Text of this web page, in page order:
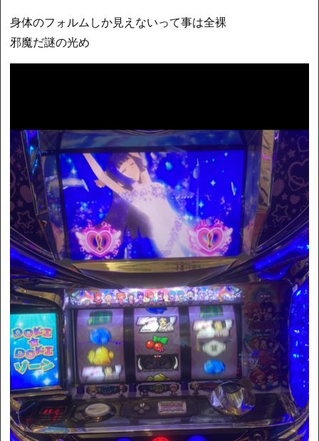
身体のフォルムしか見えないって事は全裸
邪魔だ謎の光め